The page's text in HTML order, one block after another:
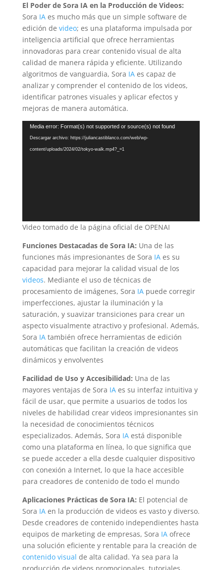
El Poder de Sora IA en la Producción de Videos:
Sora IAes mucho más que un simple software de
edición de video; es una plataforma impulsada por
inteligencia artificial que ofrece herramientas
innovadoras para crear contenido visual de alta
calidad de manera rápida y eficiente. Utilizando
algoritmos de vanguardia, Sora IAes capaz de
analizar y comprender el contenido de los videos,
identificar patrones visuales y aplicar efectos y
mejoras de manera automática.
Reproductor
de
vídeo
Media error: Format(s) not supported or source(s) not found
Descargar archivo: https://juliancastiblanco.com/web/wp-
content/uploads/2024/02/tokyo-walk.mp4?_=1
Video tomado de la página oficial de OPENAI
Funciones Destacadas de Sora IA: Una de las
funciones más impresionantes de Sora IAes su
capacidad para mejorar la calidad visual de los
videos. Mediante el uso de técnicas de
procesamiento de imágenes, Sora IApuede corregir
imperfecciones, ajustar la iluminación y la
saturación, y suavizar transiciones para crear un
aspecto visualmente atractivo y profesional. Además,
Sora IAtambién ofrece herramientas de edición
automáticas que facilitan la creación de videos
dinámicos y envolventes
Facilidad de Uso y Accesibilidad: Una de las
mayores ventajas de Sora IAes su interfaz intuitiva y
fácil de usar, que permite a usuarios de todos los
niveles de habilidad crear videos impresionantes sin
la necesidad de conocimientos técnicos
especializados. Además, Sora IAestá disponible
como una plataforma en línea, lo que significa que
se puede acceder a ella desde cualquier dispositivo
con conexión a Internet, lo que la hace accesible
para creadores de contenido de todo el mundo
Aplicaciones Prácticas de Sora IA: El potencial de
Sora IAen la producción de videos es vasto y diverso.
Desde creadores de contenido independientes hasta
equipos de marketing de empresas, Sora IAofrece
una solución eficiente y rentable para la creación de
contenido visual de alta calidad. Ya sea para la